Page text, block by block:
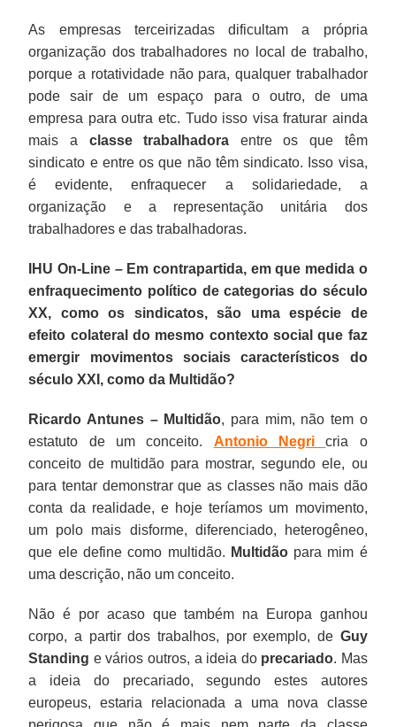
As empresas terceirizadas dificultam a própria
organização dos trabalhadores no local de trabalho,
porque a rotatividade não para, qualquer trabalhador
pode sair de um espaço para o outro, de uma
empresa para outra etc. Tudo isso visa fraturar ainda
mais a classe trabalhadora entre os que têm
sindicato e entre os que não têm sindicato. Isso visa,
é evidente, enfraquecer a solidariedade, a
organização e a representação unitária dos
trabalhadores e das trabalhadoras.
IHU On-Line – Em contrapartida, em que medida o
enfraquecimento político de categorias do século
XX, como os sindicatos, são uma espécie de
efeito colateral do mesmo contexto social que faz
emergir movimentos sociais característicos do
século XXI, como da Multidão?
Ricardo Antunes – Multidão, para mim, não tem o
estatuto de um conceito. Antonio Negri
cria o
conceito de multidão para mostrar, segundo ele, ou
para tentar demonstrar que as classes não mais dão
conta da realidade, e hoje teríamos um movimento,
um polo mais disforme, diferenciado, heterogêneo,
que ele define como multidão. Multidãopara mim é
uma descrição, não um conceito.
Não é por acaso que também na Europa ganhou
corpo, a partir dos trabalhos, por exemplo, de Guy
Standing e vários outros, a ideia do precariado. Mas
a ideia do precariado, segundo estes autores
europeus, estaria relacionada a uma nova classe